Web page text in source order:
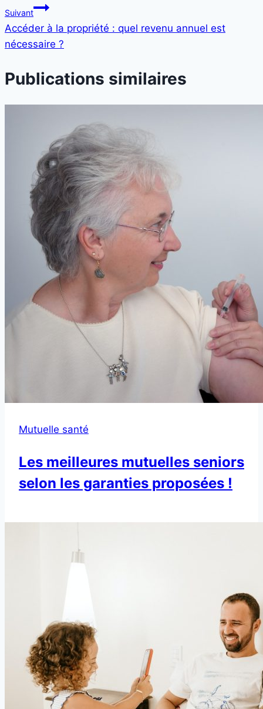
Suivant
Accéder à la propriété : quel revenu annuel est
nécessaire ?
Publications similaires
Mutuelle santé
Les meilleures mutuelles seniors
selon les garanties proposées !